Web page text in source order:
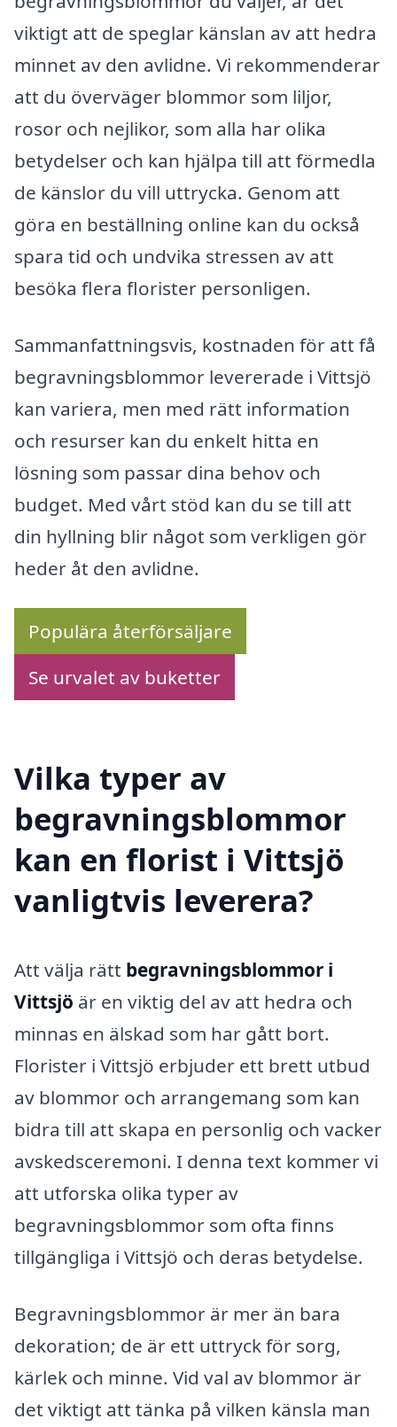
viktigt att de speglar känslan av att hedra
minnet av den avlidne. Vi rekommenderar
att du överväger blommor som liljor,
rosor och nejlikor, som alla har olika
betydelser och kan hjälpa till att förmedla
de känslor du vill uttrycka. Genom att
göra en beställning online kan du också
spara tid och undvika stressen av att
besöka flera florister personligen.
Sammanfattningsvis, kostnaden för att få
begravningsblommor levererade i Vittsjö
kan variera, men med rätt information
och resurser kan du enkelt hitta en
lösning som passar dina behov och
budget. Med vårt stöd kan du se till att
din hyllning blir något som verkligen gör
heder åt den avlidne.
Populära återförsäljare
Se urvalet av buketter
Vilka typer av
begravningsblommor
kan en florist i Vittsjö
vanligtvis leverera?
Att välja rätt begravningsblommor i
Vittsjö är en viktig del av att hedra och
minnas en älskad som har gått bort.
Florister i Vittsjö erbjuder ett brett utbud
av blommor och arrangemang som kan
bidra till att skapa en personlig och vacker
avskedsceremoni. I denna text kommer vi
att utforska olika typer av
begravningsblommor som ofta finns
tillgängliga i Vittsjö och deras betydelse.
Begravningsblommor är mer än bara
dekoration; de är ett uttryck för sorg,
kärlek och minne. Vid val av blommor är
det viktigt att tänka på vilken känsla man